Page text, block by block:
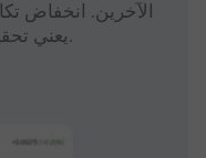
الآخرين. انخفاض
يعني تحقيق أرباح أكبر على المدى الطويل.